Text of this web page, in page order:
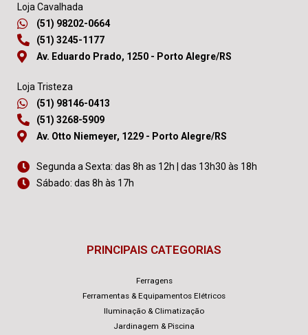
Loja Cavalhada
(51) 98202-0664
(51) 3245-1177
Av. Eduardo Prado, 1250 - Porto Alegre/RS
Loja Tristeza
(51) 98146-0413
(51) 3268-5909
Av. Otto Niemeyer, 1229 - Porto Alegre/RS
Segunda a Sexta: das 8h as 12h | das 13h30 às 18h
Sábado: das 8h às 17h
PRINCIPAIS CATEGORIAS
Ferragens
Ferramentas & Equipamentos Elétricos
Iluminação & Climatização
Jardinagem & Piscina